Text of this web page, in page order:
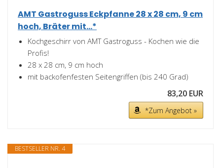
AMT Gastroguss Eckpfanne 28 x 28 cm, 9 cm
hoch, Bräter mit...*
Kochgeschirr von AMT Gastroguss - Kochen wie die
Profis!
28 x 28 cm, 9 cm hoch
mit backofenfesten Seitengriffen (bis 240 Grad)
83,20 EUR
*Zum Angebot »
BESTSELLER NR. 4